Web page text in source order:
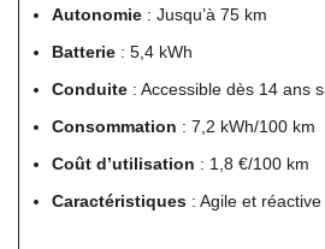
Autonomie: Jusqu’à 75 km
Batterie: 5,4 kWh
Conduite: Accessible dès 14 ans
Consommation : 7,2 kWh/100 km
Coût d’utilisation : 1,8 €/100 km
Caractéristiques: Agile et réactive